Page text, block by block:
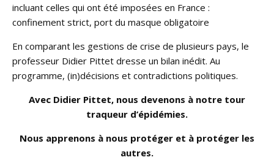
incluant celles qui ont été imposées en France :
confinement strict, port du masque obligatoire
En comparant les gestions de crise de plusieurs pays, le
professeur Didier Pittet dresse un bilan inédit. Au
programme, (in)décisions et contradictions politiques.
Avec Didier Pittet, nous devenons à notre tour
traqueur d’épidémies.
Nous apprenons à nous protéger et à protéger les
autres.